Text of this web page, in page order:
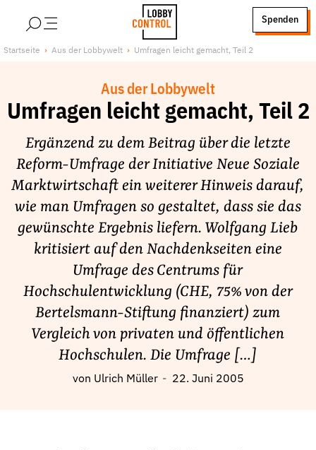
LobbyControl
Spenden
Über uns
Finanzierung
Jobs
Publikationen und Material
Lobbykritische Stadtführungen
Unsere Schwerpunkte
Lobbykontrolle und Regeln
Lobbyismus und Klima
Macht der Digitalkonzerne
Spenden & Fördern
Jetzt Spenden
Startseite Aus der Lobbywelt Umfragen leicht gemacht, Teil 2
Aus der Lobbywelt
Umfragen leicht gemacht, Teil 2
Ergänzend zu dem Beitrag über die letzte
Reform-Umfrage der Initiative Neue Soziale
Marktwirtschaft ein weiterer Hinweis darauf,
wie man Umfragen so gestaltet, dass sie das
gewünschte Ergebnis liefern. Wolfgang Lieb
kritisiert auf den Nachdenkseiten eine
Umfrage des Centrums für
Hochschulentwicklung (CHE, 75% von der
Bertelsmann-Stiftung finanziert) zum
Vergleich von privaten und öffentlichen
Hochschulen. Die Umfrage […]
von Ulrich Müller 22. Juni 2005